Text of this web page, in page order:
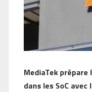
MediaTek
dans les SoC